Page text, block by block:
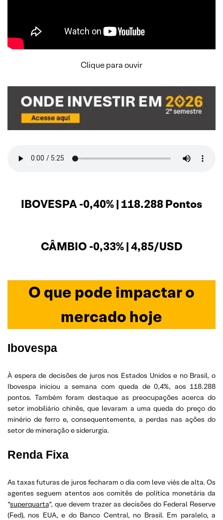
Clique para ouvir
IBOVESPA -0,40% | 118.288Pontos
CÂMBIO -0,33% | 4,85/USD
O que pode impactar o
mercado hoje
Ibovespa
À espera de decisões de juros nos Estados Unidos e no Brasil, o
Ibovespa iniciou a semana com queda de 0,4%, aos 118.288
pontos. Também foram destaque as preocupações acerca do
setor imobiliário chinês, que levaram a uma queda do preço do
minério de ferro e, consequentemente, a perdas nas ações do
setor de mineração e siderurgia.
Renda Fixa
As taxas futuras de juros fecharam o dia com leve viés de alta. Os
agentes seguem atentos aos comitês de política monetária da
“superquarta“, que devem trazer as decisões do Federal Reserve
(Fed), nos EUA, e do Banco Central, no Brasil. Em paralelo, a